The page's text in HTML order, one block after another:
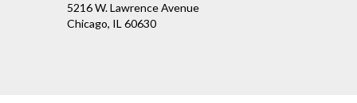
5216 W. Lawrence Avenue
Chicago, IL 60630